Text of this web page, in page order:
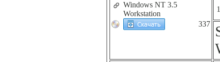
Windows NT 3.5
Workstation
337